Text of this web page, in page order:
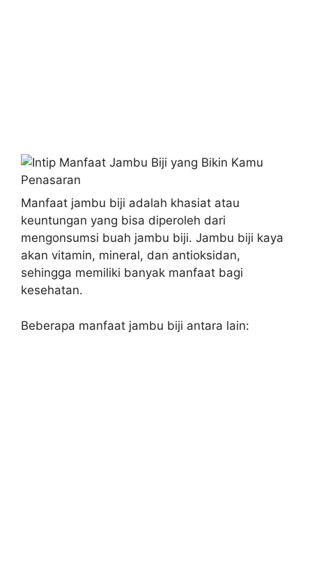
Manfaat jambu biji adalah khasiat atau
keuntungan yang bisa diperoleh dari
mengonsumsi buah jambu biji. Jambu biji kaya
akan vitamin, mineral, dan antioksidan,
sehingga memiliki banyak manfaat bagi
kesehatan.
Beberapa manfaat jambu biji antara lain: